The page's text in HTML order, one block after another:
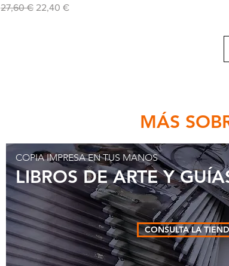
Precio
27,60 € Precio de oferta
22,40 €
MÁS
COPIA IMPRESA EN TUS MANOS
LIBROS DE ARTE Y
CONSULTA LA